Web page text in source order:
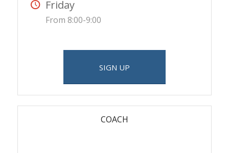
Friday
From 8:00-9:00
SIGN UP
COACH